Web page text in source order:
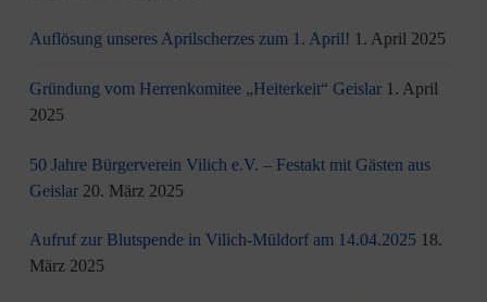
Auflösung unseres Aprilscherzes zum 1. April! 1. April 2025
Gründung vom Herrenkomitee „Heiterkeit“ Geislar 1. April
2025
50 Jahre Bürgerverein Vilich e.V. – Festakt mit Gästen aus
Geislar 20. März 2025
Aufruf zur Blutspende in Vilich-Müldorf am 14.04.2025 18.
März 2025